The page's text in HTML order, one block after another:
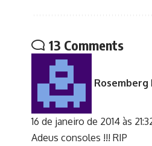
13 Comments
Rosemberg
16 de janeiro de 2014 às
Adeus consoles !!! RIP